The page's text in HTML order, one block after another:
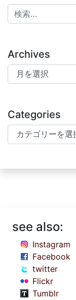
検索:
Archives
Archives
Categories
Categories
see also:
Instagram
Facebook
twitter
Flickr
Tumblr